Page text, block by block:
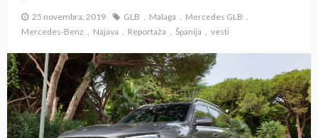
25 novembra, 2019 GLB Malaga
Mercedes GLB
Mercedes-Benz
Najava Reportaža Španija vesti